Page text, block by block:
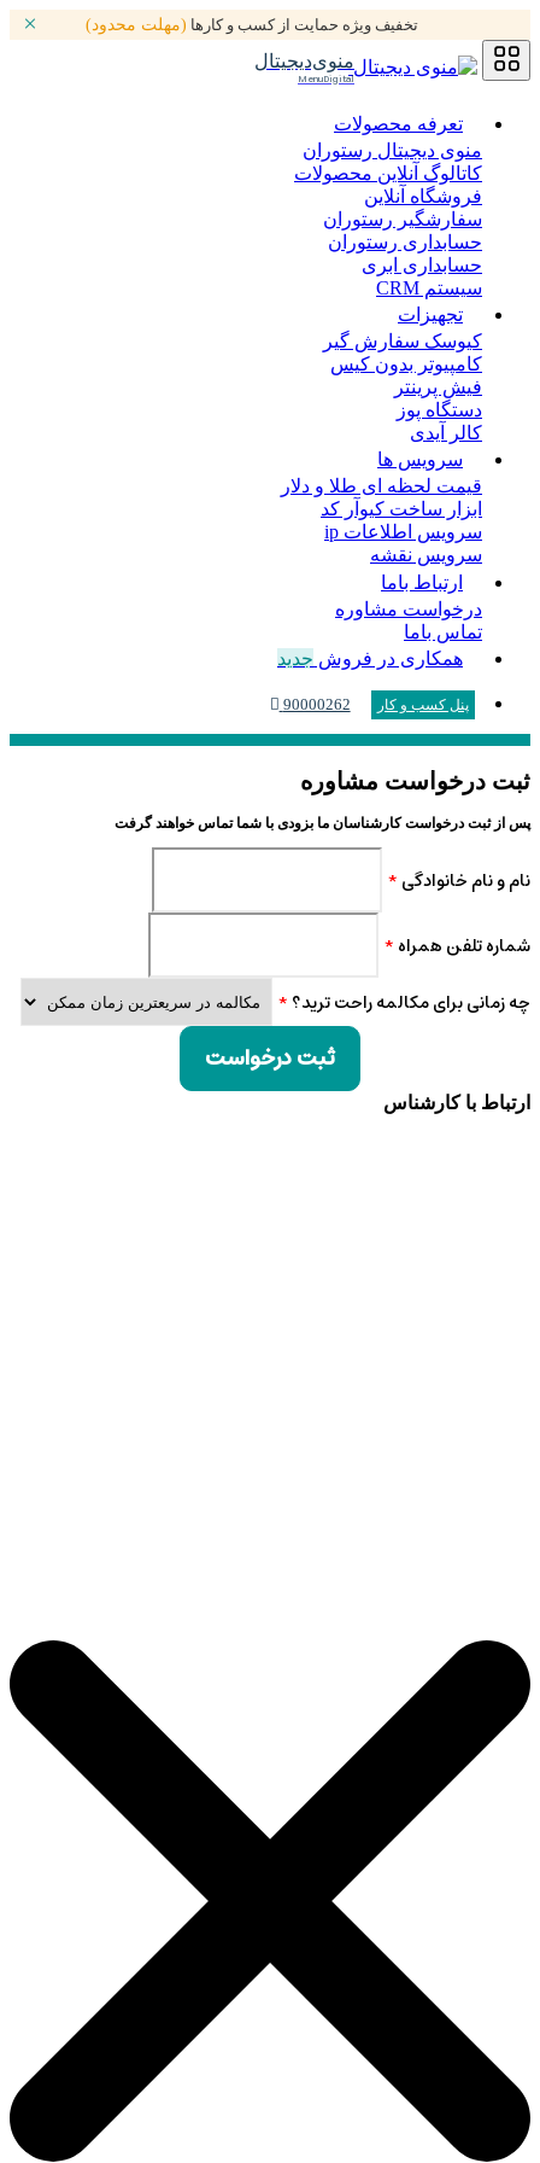
تخفیف ویژه حمایت از کسب و کارها (مهلت محدود)
منوی‌دیجیتال
MenuDigital
تعرفه محصولات
منوی دیجیتال رستوران
کاتالوگ آنلاین محصولات
فروشگاه آنلاین
سفارشگیر رستوران
حسابداری رستوران
حسابداری ابری
سیستم CRM
تجهیزات
کیوسک سفارش گیر
کامپیوتر بدون کیس
فیش پرینتر
دستگاه پوز
کالر آیدی
سرویس ها
قیمت لحظه ای طلا و دلار
ابزار ساخت کیوآر کد
سرویس اطلاعات ip
سرویس نقشه
ارتباط باما
درخواست مشاوره
تماس باما
همکاری در فروش جدید
پنل کسب و کار 90000262
ثبت درخواست مشاوره
پس از ثبت درخواست کارشناسان ما بزودی با شما تماس خواهند گرفت
نام و نام خانوادگی *
شماره تلفن همراه *
چه زمانی برای مکالمه راحت ترید؟ *
ثبت درخواست
ارتباط با کارشناس